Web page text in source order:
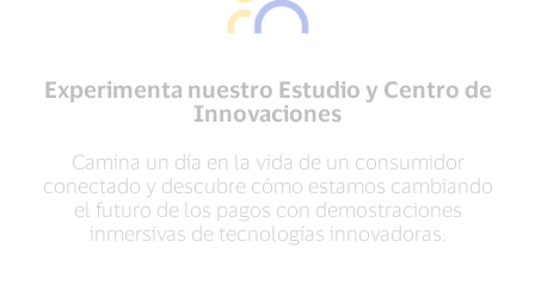
Experimenta nuestro Estudio y Centro de
Innovaciones
Camina un día en la vida de un consumidor
conectado y descubre cómo estamos cambiando
el futuro de los pagos con demostraciones
inmersivas de tecnologías innovadoras.